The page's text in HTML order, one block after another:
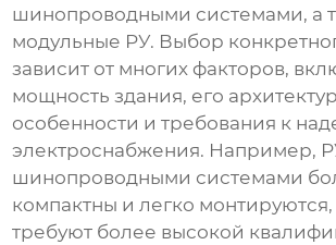
шинопроводными системами, а
модульные РУ. Выбор
зависит от многих факторов,
мощность здания, его
особенности и требования к
электроснабжения. Например,
шинопроводными системами
компактны и легко
требуют более высокой